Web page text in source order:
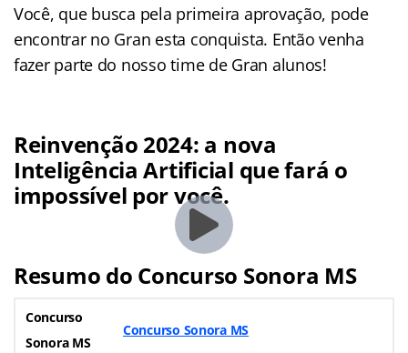
Você, que busca pela primeira aprovação, pode
encontrar no Gran esta conquista. Então venha
fazer parte do nosso time de Gran alunos!
Reinvenção 2024: a nova
Inteligência Artificial que fará o
impossível por você.
Resumo do Concurso Sonora MS
Concurso
Sonora MS
Concurso Sonora MS